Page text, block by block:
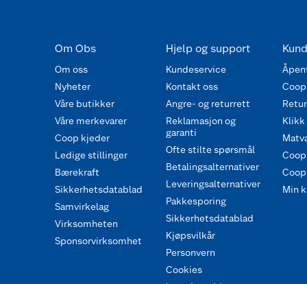
Om Obs
Om oss
Nyheter
Våre butikker
Våre merkevarer
Coop kjeder
Ledige stillinger
Bærekraft
Sikkerhetsdatablad
Samvirkelag
Virksomheten
Sponsorvirksomhet
Hjelp og support
Kundeservice
Kontakt oss
Angre- og returrett
Reklamasjon og
garanti
Ofte stilte spørsmål
Betalingsalternativer
Leveringsalternativer
Pakkesporing
Sikkerhetsdatablad
Kjøpsvilkår
Personvern
Cookies
Klikk
Min